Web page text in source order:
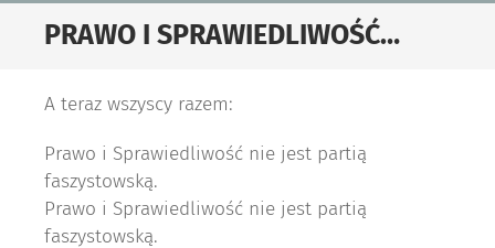
PRAWO I SPRAWIEDLIWOŚĆ…
A teraz wszyscy razem:
Prawo i Sprawiedliwość nie jest partią
faszystowską.
Prawo i Sprawiedliwość nie jest partią
faszystowską.